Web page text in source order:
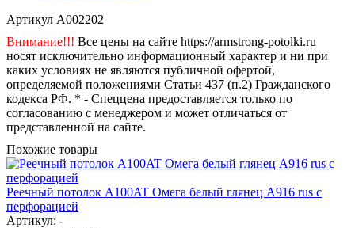
Артикул A002202
Внимание!!! Все цены на сайте https://armstrong-potolki.ru
носят исключительно информационный характер и ни при
каких условиях не являются публичной офертой,
определяемой положениями Статьи 437 (п.2) Гражданского
кодекса РФ. * - Спеццена предоставляется только по
согласованию с менеджером и может отличаться от
представленной на сайте.
Похожие товары
Реечный потолок A100AT Омега белый глянец А916 rus с
перфорацией
Артикул: -